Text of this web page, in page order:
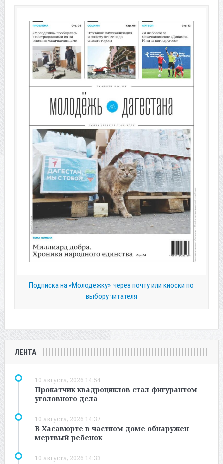
Подписка на «Молодежку»: через почту или киоски по
выбору читателя
ЛЕНТА
10 августа, 2026 14:54
Прокатчик квадроциклов стал фигурантом
уголовного дела
10 августа, 2026 14:37
В Хасавюрте в частном доме обнаружен
мертвый ребенок
10 августа, 2026 14:33